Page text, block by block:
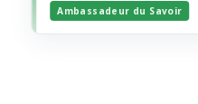
Ambassadeur du Savoir